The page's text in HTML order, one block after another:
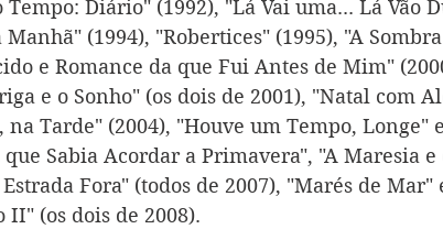
Tempo: Diário" (1992), "Lá Vai uma... Lá Vão
(1994), "Robertices" (1995), "A
e Romance da que Fui Antes de Mim"
e o Sonho" (os dois de 2001), "Natal com
na Tarde" (2004), "Houve um Tempo, Longe"
que Sabia Acordar a Primavera", "A Maresia e
Estrada Fora" (todos de 2007), "Marés de
(os dois de 2008).